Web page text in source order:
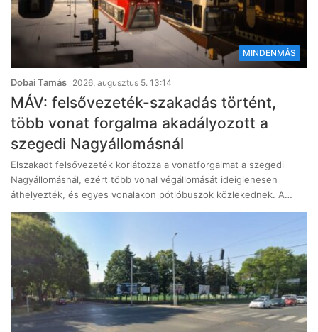
MINDENMÁS
Dobai Tamás 2026, augusztus 5. 13:14
MÁV: felsővezeték-szakadás történt,
több vonat forgalma akadályozott a
szegedi Nagyállomásnál
Elszakadt felsővezeték korlátozza a vonatforgalmat a szegedi
Nagyállomásnál, ezért több vonal végállomását ideiglenesen
áthelyezték, és egyes vonalakon pótlóbuszok közlekednek. A…